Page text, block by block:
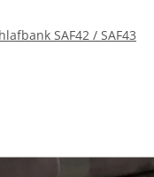
SAF42 / SAF43